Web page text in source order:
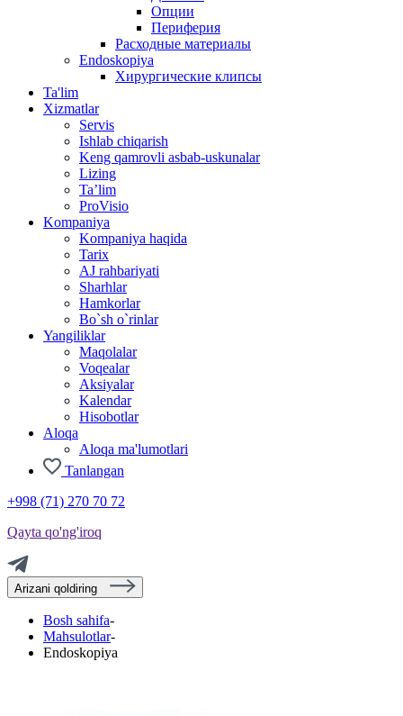
Опции
Периферия
Расходные материалы
Endoskopiya
Хирургические клипсы
Ta'lim
Xizmatlar
Servis
Ishlab chiqarish
Keng qamrovli asbab-uskunalar
Lizing
Ta’lim
ProVisio
Kompaniya
Kompaniya haqida
Tarix
AJ rahbariyati
Sharhlar
Hamkorlar
Bo`sh o`rinlar
Yangiliklar
Maqolalar
Voqealar
Aksiyalar
Kalendar
Hisobotlar
Aloqa
Aloqa ma'lumotlari
Tanlangan
+998 (71) 270 70 72
Qayta qo'ng'iroq
Arizani qoldiring
Bosh sahifa-
Mahsulotlar-
Endoskopiya